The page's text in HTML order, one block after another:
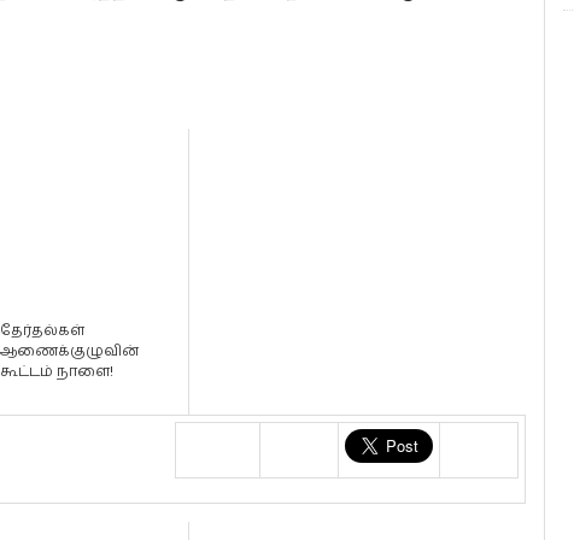
தேர்தல்கள்
ஆணைக்குழுவின்
கூட்டம் நாளை!